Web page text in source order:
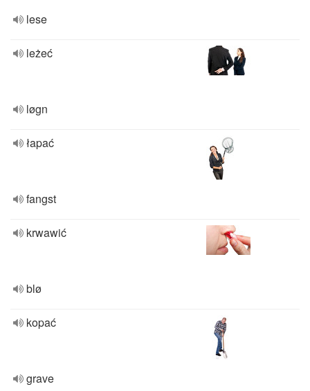
lese
leżeć
løgn
łapać
fangst
krwawić
blø
kopać
grave